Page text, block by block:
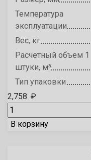
Температура
эксплуатации
Вес, кг
Расчетный объем 1
штуки, м³
Тип упаковки
2,758 ₽
В корзину